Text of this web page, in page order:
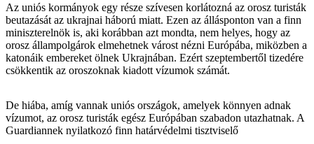
Az uniós kormányok egy része szívesen korlátozná az orosz turisták
beutazását az ukrajnai háború miatt. Ezen az állásponton van a finn
miniszterelnök is, aki korábban azt mondta, nem helyes, hogy az
orosz állampolgárok elmehetnek várost nézni Európába, miközben a
katonáik embereket ölnek Ukrajnában. Ezért szeptembertől tizedére
csökkentik az oroszoknak kiadott vízumok számát.
De hiába, amíg vannak uniós országok, amelyek könnyen adnak
vízumot, az orosz turisták egész Európában szabadon utazhatnak. A
Guardiannek nyilatkozó finn határvédelmi tisztviselő